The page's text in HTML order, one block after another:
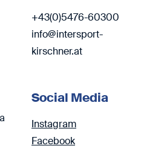
+43(0)5476-60300
info@intersport-
kirschner.at
Social Media
Instagram
Facebook